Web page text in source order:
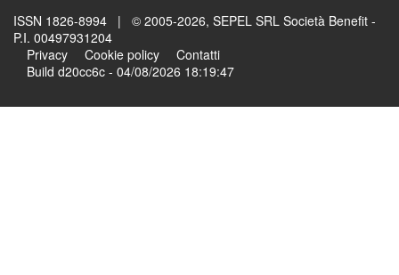
ISSN 1826-8994 | © 2005-2026, SEPEL SRL Società Benefit -
P.I. 00497931204
Privacy
Cookie policy
Contatti
Build d20cc6c - 04/08/2026 18:19:47